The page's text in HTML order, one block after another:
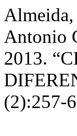
Antonio
2013.
(2):257-